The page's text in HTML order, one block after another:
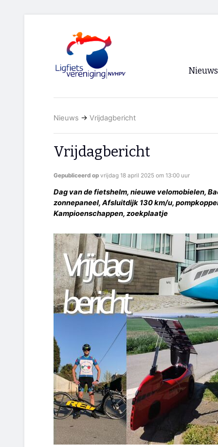
Nieuws
Nieuws → Vrijdagbericht
Vrijdagbericht
Gepubliceerd op vrijdag 18 april 2025 om 13:00 uur
Dag van de fietshelm, nieuwe velomobielen,
zonnepaneel, Afsluitdijk 130 km/u,
Kampioenschappen, zoekplaatje